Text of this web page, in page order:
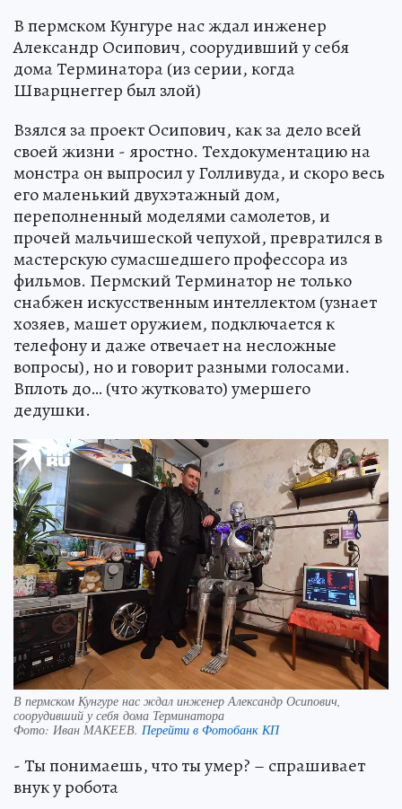
В пермском Кунгуре нас ждал инженер
Александр Осипович, соорудивший у себя
дома Терминатора (из серии, когда
Шварцнеггер был злой)
Взялся за проект Осипович, как за дело всей
своей жизни - яростно. Техдокументацию на
монстра он выпросил у Голливуда, и скоро весь
его маленький двухэтажный дом,
переполненный моделями самолетов, и
прочей мальчишеской чепухой, превратился в
мастерскую сумасшедшего профессора из
фильмов. Пермский Терминатор не только
снабжен искусственным интеллектом (узнает
хозяев, машет оружием, подключается к
телефону и даже отвечает на несложные
вопросы), но и говорит разными голосами.
Вплоть до… (что жутковато) умершего
дедушки.
В пермском Кунгуре нас ждал инженер Александр Осипович,
соорудивший у себя дома Терминатора
Фото: Иван МАКЕЕВ. Перейти в Фотобанк КП
- Ты понимаешь, что ты умер? – спрашивает
внук у робота